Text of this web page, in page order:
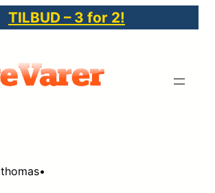
TILBUD – 3 for 2!
thomas•